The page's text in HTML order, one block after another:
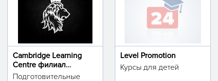
Cambridge Learning
Centre филиал
м.Тинчлик
Подготовительные
Level Promotion
Курсы для детей